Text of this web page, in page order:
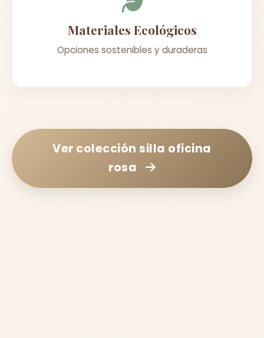
Materiales Ecológicos
Opciones sostenibles y duraderas
Ver colecciónsilla oficina
rosa